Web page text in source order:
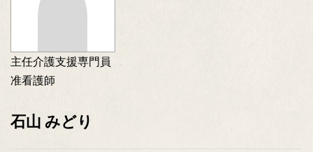
主任介護支援専門員
准看護師
石山 みどり